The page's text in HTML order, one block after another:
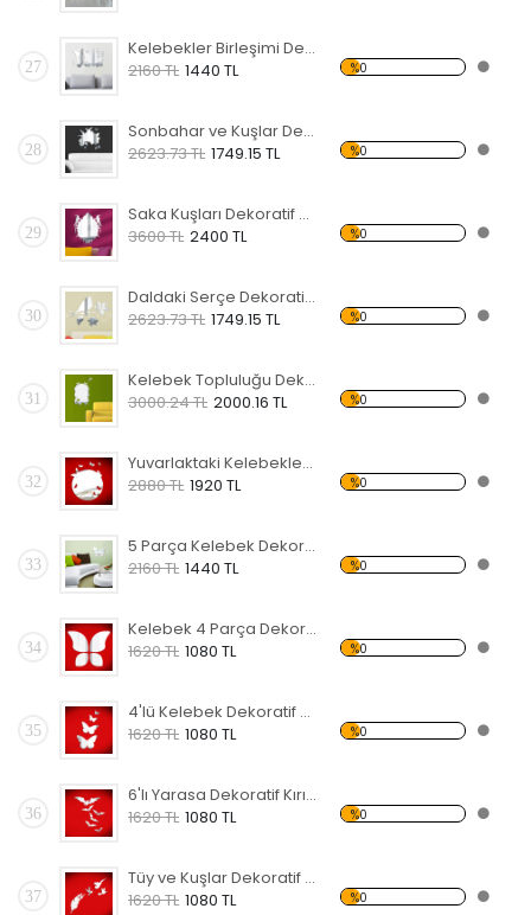
27
Kelebekler Birleşimi Dekoratif Kırılmaz Ayna
2160 TL 1440 TL %0
28
Sonbahar ve Kuşlar Dekoratif Kırılmaz Ayna
2623.73 TL 1749.15 TL %0
29
Saka Kuşları Dekoratif Kırılmaz Ayna
3600 TL 2400 TL %0
30
Daldaki Serçe Dekoratif Kırılmaz Ayna
2623.73 TL 1749.15 TL %0
31
Kelebek Topluluğu Dekoratif Kırılmaz Ayna
3000.24 TL 2000.16 TL %0
32
Yuvarlaktaki Kelebekler Dekoratif Kırılmaz Ayna
2880 TL 1920 TL %0
33
5 Parça Kelebek Dekoratif Kırılmaz Ayna
2160 TL 1440 TL %0
34
Kelebek 4 Parça Dekoratif Kırılmaz Ayna
1620 TL 1080 TL %0
35
4'lü Kelebek Dekoratif Kırılmaz Ayna
1620 TL 1080 TL %0
36
6'lı Yarasa Dekoratif Kırılmaz Ayna
1620 TL 1080 TL %0
37
Tüy ve Kuşlar Dekoratif Kırılmaz Ayna
1620 TL 1080 TL %0